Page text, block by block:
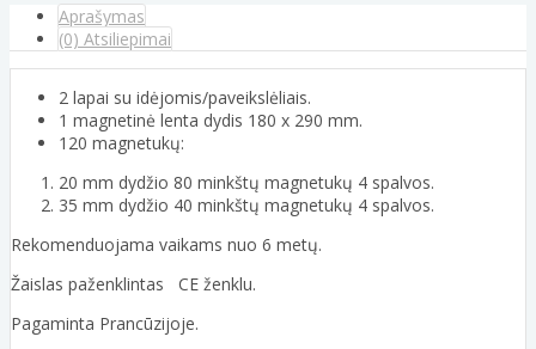
Aprašymas
(0) Atsiliepimai
2 lapai su idėjomis/paveikslėliais.
1 magnetinė lenta dydis 180 x 290 mm.
120 magnetukų:
20 mm dydžio 80 minkštų magnetukų 4 spalvos.
35 mm dydžio 40 minkštų magnetukų 4 spalvos.
Rekomenduojama vaikams nuo 6 metų.
Žaislas paženklintas CE ženklu.
Pagaminta Prancūzijoje.